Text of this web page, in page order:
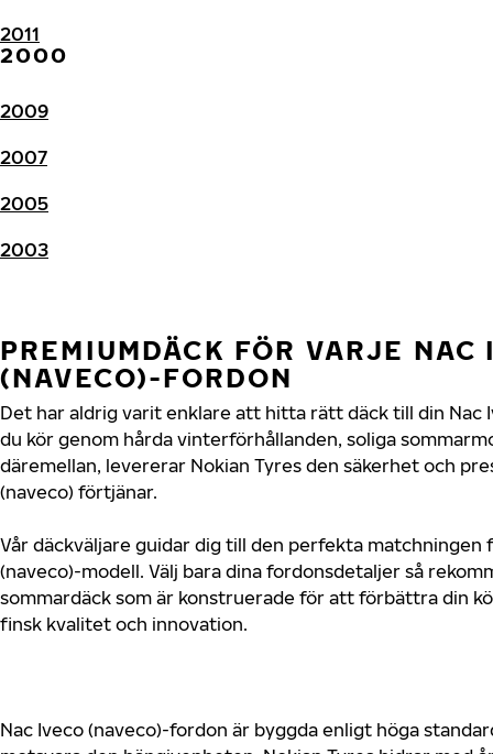
2011
2000
2009
2007
2005
2003
PREMIUMDÄCK FÖR VARJE NAC
(NAVECO)-FORDON
Det har aldrig varit enklare att hitta rätt däck till din Nac
du kör genom hårda vinterförhållanden, soliga
däremellan, levererar Nokian Tyres den säkerhet och
(naveco) förtjänar.
Vår däckväljare guidar dig till den perfekta matchningen
(naveco)-modell. Välj bara dina fordonsdetaljer så
sommardäck som är konstruerade för att förbättra din
finsk kvalitet och innovation.
Nac Iveco (naveco)-fordon är byggda enligt höga